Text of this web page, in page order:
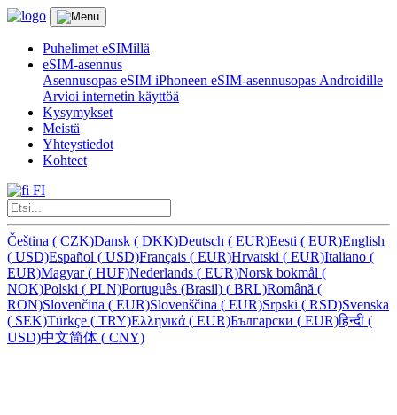
Puhelimet eSIMillä
eSIM-asennus
Asennusopas eSIM iPhoneen eSIM-asennusopas Androidille
Arvioi internetin käyttöä
Kysymykset
Meistä
Yhteystiedot
Kohteet
FI
Čeština ( CZK)Dansk ( DKK)Deutsch ( EUR)Eesti ( EUR)English
( USD)Español ( USD)Français ( EUR)Hrvatski ( EUR)Italiano (
EUR)Magyar( HUF)Nederlands ( EUR)Norsk bokmål (
NOK)Polski ( PLN)Português (Brasil) ( BRL)Română (
RON)Slovenčina ( EUR)Slovenščina ( EUR)Srpski ( RSD)Svenska
( SEK)Türkçe ( TRY)Ελληνικά ( EUR)Български ( EUR)हिन्दी (
USD)中文简体 ( CNY)